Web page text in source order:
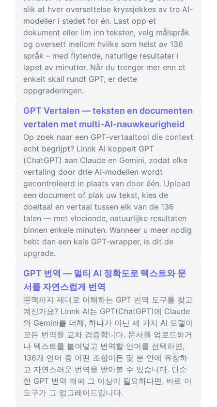
slik at hver oversettelse kryssjekkes av tre AI-
modeller i stedet for én. Last opp et
dokument eller lim inn teksten, velg målspråk
og oversett mellom hvilke som helst av 136
språk – med flytende, naturlige resultater i
løpet av minutter. Når du trenger mer enn et
enkelt skall rundt GPT, er dette
oppgraderingen.
GPT Vertalen — teksten en documenten
vertalen met multi-AI-nauwkeurigheid
Op zoek naar een GPT-vertaaltool die context
echt begrijpt? Linnk AI koppelt GPT
(ChatGPT) aan Claude en Gemini, zodat elke
vertaling door drie AI-modellen wordt
gecontroleerd in plaats van door één. Upload
een document of plak uw tekst, kies de
doeltaal en vertaal tussen elk van de 136
talen — met vloeiende, natuurlijke resultaten
binnen enkele minuten. Wanneer u meer nodig
hebt dan een kale GPT-wrapper, is dit de
upgrade.
GPT 번역 — 멀티 AI 정확도로 텍스트와 문
서를 자연스럽게 번역
문맥까지 제대로 이해하는 GPT 번역 도구를 찾고
계신가요? Linnk AI는 GPT(ChatGPT)에 Claude
와 Gemini를 더해, 하나가 아닌 세 가지 AI 모델이
모든 번역을 교차 검증합니다. 문서를 업로드하거
나 텍스트를 붙여넣고 번역할 언어를 선택하면,
136개 언어 중 어떤 조합이든 몇 분 안에 유창하
고 자연스러운 번역을 받아볼 수 있습니다. 단순
한 GPT 번역 래퍼 그 이상이 필요하다면, 바로 이
도구가 그 업그레이드입니다.